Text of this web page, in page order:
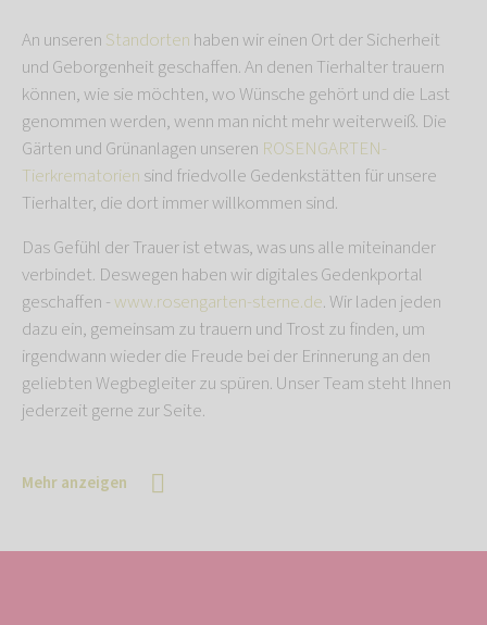
An unseren Standorten haben wir einen Ort der Sicherheit
und Geborgenheit geschaffen. An denen Tierhalter trauern
können, wie sie möchten, wo Wünsche gehört und die Last
genommen werden, wenn man nicht mehr weiterweiß. Die
Gärten und Grünanlagen unseren ROSENGARTEN-
Tierkrematorien sind friedvolle Gedenkstätten für unsere
Tierhalter, die dort immer willkommen sind.
Das Gefühl der Trauer ist etwas, was uns alle miteinander
verbindet. Deswegen haben wir digitales Gedenkportal
geschaffen -www.rosengarten-sterne.de. Wir laden jeden
dazu ein, gemeinsam zu trauern und Trost zu finden, um
irgendwann wieder die Freude bei der Erinnerung an den
geliebten Wegbegleiter zu spüren. Unser Team steht Ihnen
jederzeit gerne zur Seite.
Mehr anzeigen